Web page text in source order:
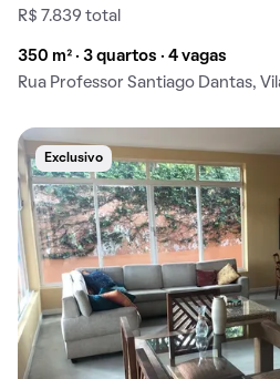
R$ 7.839 total
350 m² · 3 quartos · 4 vagas
Rua Professor Santiago Dantas,
Exclusivo